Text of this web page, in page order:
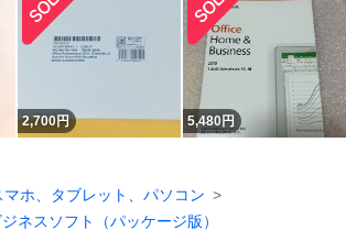
2,700円 5,480円
マホ、タブレット、パソコン
ジネスソフト（パッケージ版）